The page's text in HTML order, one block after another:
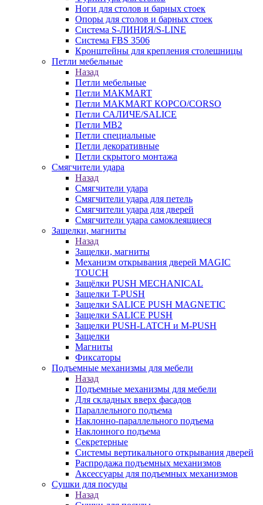
Ноги для столов и барных стоек
Опоры для столов и барных стоек
Система S-ЛИНИЯ/S-LINE
Система FBS 3506
Кронштейны для крепления столешницы
Петли мебельные
Назад
Петли мебельные
Петли MAKMART
Петли MAKMART КОРСО/CORSO
Петли САЛИЧЕ/SALICE
Петли MB2
Петли специальные
Петли декоративные
Петли скрытого монтажа
Смягчители удара
Назад
Смягчители удара
Смягчители удара для петель
Смягчители удара для дверей
Cмягчители удара самоклеящиеся
Защелки, магниты
Назад
Защелки, магниты
Механизм открывания дверей MAGIC
TOUCH
Защёлки PUSH MECHANICAL
Защелки T-PUSH
Защелки SALICE PUSH MAGNETIC
Защелки SALICE PUSH
Защелки PUSH-LATCH и M-PUSH
Защелки
Магниты
Фиксаторы
Подъемные механизмы для мебели
Назад
Подъемные механизмы для мебели
Для складных вверх фасадов
Параллельного подъема
Наклонно-параллельного подъема
Наклонного подъема
Секретерные
Системы вертикального открывания дверей
Распродажа подъемных механизмов
Аксессуары для подъемных механизмов
Сушки для посуды
Назад